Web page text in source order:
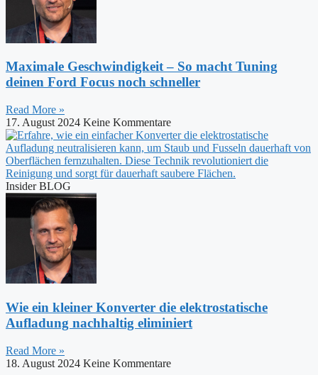
Maximale Geschwindigkeit – So macht Tuning
deinen Ford Focus noch schneller
Read More »
17. August 2024 Keine Kommentare
Insider BLOG
Wie ein kleiner Konverter die elektrostatische
Aufladung nachhaltig eliminiert
Read More »
18. August 2024 Keine Kommentare